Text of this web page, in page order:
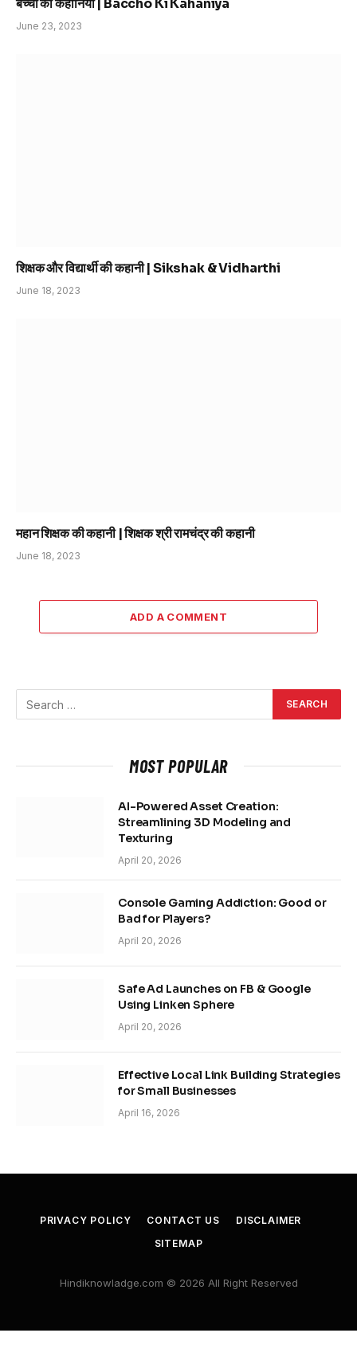
June 23, 2023
शिक्षक और विद्यार्थी की कहानी | Sikshak & Vidharthi
June 18, 2023
महान शिक्षक की कहानी | शिक्षक श्री रामचंद्र की कहानी
June 18, 2023
ADD A COMMENT
MOST POPULAR
AI-Powered Asset Creation:
Streamlining 3D Modeling and
Texturing
April 20, 2026
Console Gaming Addiction: Good or
Bad for Players?
April 20, 2026
Safe Ad Launches on FB & Google
Using Linken Sphere
April 20, 2026
Effective Local Link Building Strategies
for Small Businesses
April 16, 2026
PRIVACY POLICY CONTACT US
DISCLAIMER
SITEMAP
Hindiknowladge.com © 2026 All Right Reserved